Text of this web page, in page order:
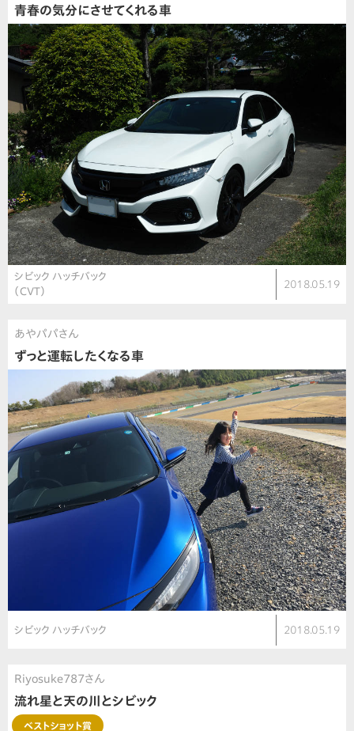
青春の気分にさせてくれる車
シビック ハッチバック
（CVT）
2018.05.19
あやパパさん
ずっと運転したくなる車
シビック ハッチバック 2018.05.19
Riyosuke787さん
流れ星と天の川とシビック
ベストショット賞